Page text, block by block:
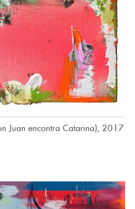
Juan encontra Catarina), 2017